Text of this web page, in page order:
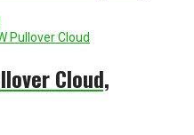
Cloud,